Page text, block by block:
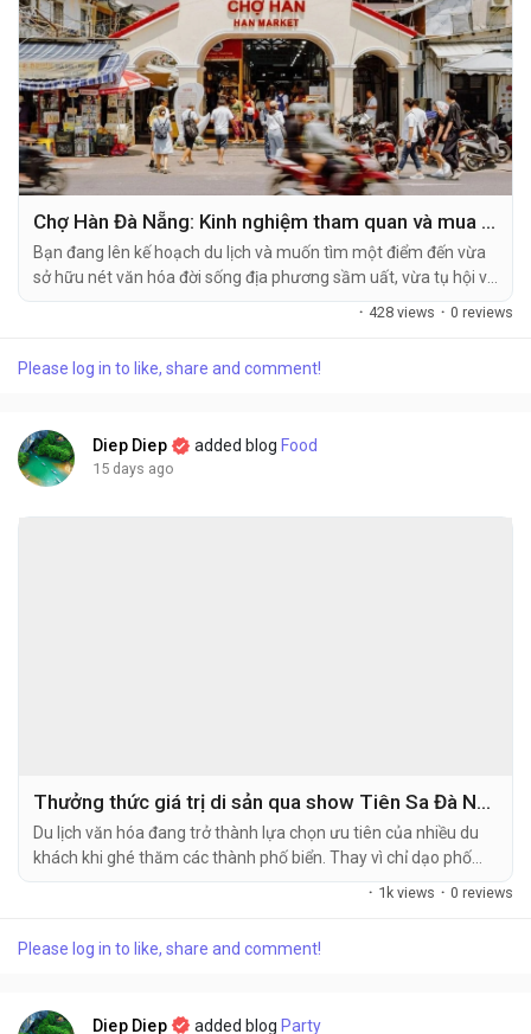
Chợ Hàn Đà Nẵng: Kinh nghiệm tham quan và mua sắm thực tế 2026
Bạn đang lên kế hoạch du lịch và muốn tìm một điểm đến vừa
sở hữu nét văn hóa đời sống địa phương sầm uất, vừa tụ hội vô
số món ăn ngon? Khu vực chợ Hàn Đà Nẵng chính là tọa độ
· 428 views · 0 reviews
Please log in to like, share and comment!
Diep Diep added blog Food
15 days ago
Thưởng thức giá trị di sản qua show Tiên Sa Đà Nẵng
Du lịch văn hóa đang trở thành lựa chọn ưu tiên của nhiều du
khách khi ghé thăm các thành phố biển. Thay vì chỉ dạo phố
hay thưởng thức ẩm thực, việc dành một buổi tối theo dõi
· 1k views · 0 reviews
Please log in to like, share and comment!
Diep Diep added blog Party